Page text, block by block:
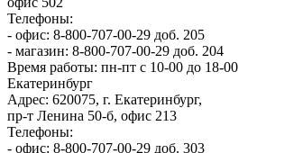
Телефоны:
- офис: 8-800-707-00-29 доб. 205
- магазин: 8-800-707-00-29 доб. 204
Время работы: пн-пт с 10-00 до 18-00
Екатеринбург
Адрес: 620075, г. Екатеринбург,
пр-т Ленина 50-б, офис 213
Телефоны:
- офис: 8-800-707-00-29 доб. 303